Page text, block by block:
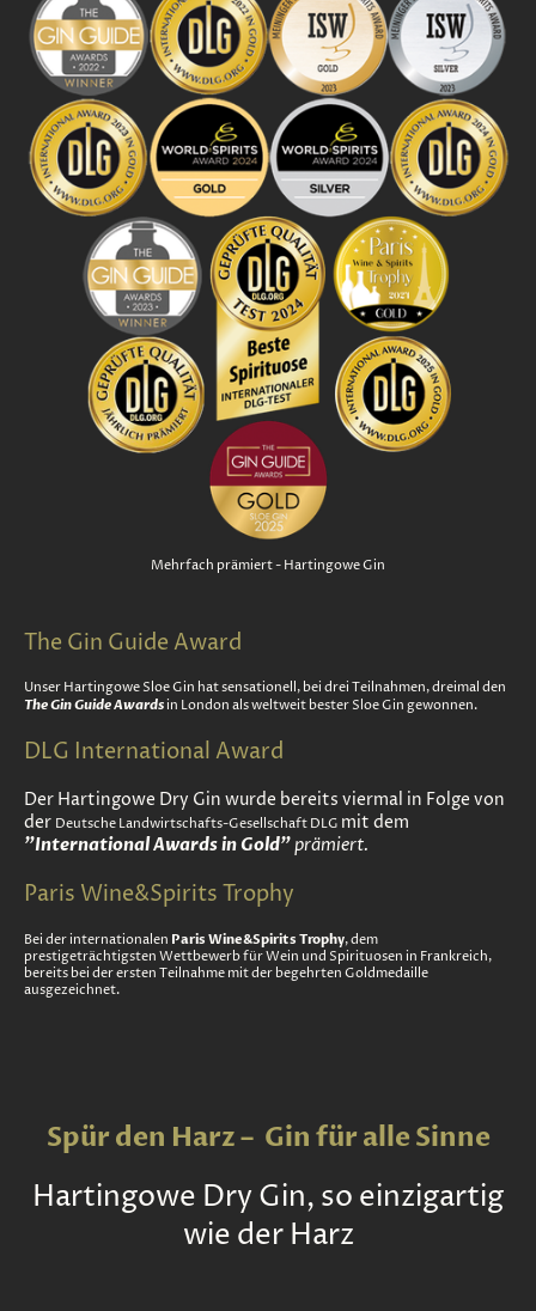
Mehrfach prämiert - Hartingowe Gin
The Gin Guide Award
Unser Hartingowe Sloe Gin hat sensationell, bei drei Teilnahmen, dreimal den
The Gin Guide Awards in London als weltweit bester Sloe Gin gewonnen.
DLG International Award
Der Hartingowe Dry Gin wurde bereits viermal in Folge von
der Deutsche Landwirtschafts-Gesellschaft DLG mit dem
"International Awards in Gold"prämiert.
Paris Wine&Spirits Trophy
Bei der internationalen Paris Wine&Spirits Trophy, dem
prestigeträchtigsten Wettbewerb für Wein und Spirituosen in Frankreich,
bereits bei der ersten Teilnahme mit der begehrten Goldmedaille
ausgezeichnet.
Spür den Harz– Gin für alle Sinne
Hartingowe Dry Gin, so einzigartig
wie der Harz